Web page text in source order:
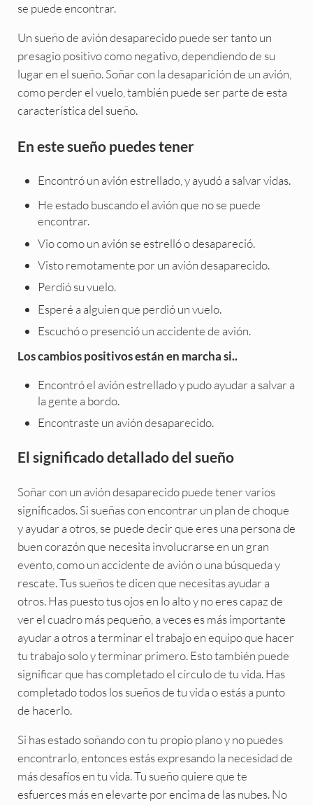
se puede encontrar.
Un sueño de avión desaparecido puede ser tanto un
presagio positivo como negativo, dependiendo de su
lugar en el sueño. Soñar con la desaparición de un avión,
como perder el vuelo, también puede ser parte de esta
característica del sueño.
En este sueño puedes tener
Encontró un avión estrellado, y ayudó a salvar vidas.
He estado buscando el avión que no se puede
encontrar.
Vio como un avión se estrelló o desapareció.
Visto remotamente por un avión desaparecido.
Perdió su vuelo.
Esperé a alguien que perdió un vuelo.
Escuchó o presenció un accidente de avión.
Los cambios positivos están en marcha si..
Encontró el avión estrellado y pudo ayudar a salvar a
la gente a bordo.
Encontraste un avión desaparecido.
El significado detallado del sueño
Soñar con un avión desaparecido puede tener varios
significados. Si sueñas con encontrar un plan de choque
y ayudar a otros, se puede decir que eres una persona de
buen corazón que necesita involucrarse en un gran
evento, como un accidente de avión o una búsqueda y
rescate. Tus sueños te dicen que necesitas ayudar a
otros. Has puesto tus ojos en lo alto y no eres capaz de
ver el cuadro más pequeño, a veces es más importante
ayudar a otros a terminar el trabajo en equipo que hacer
tu trabajo solo y terminar primero. Esto también puede
significar que has completado el círculo de tu vida. Has
completado todos los sueños de tu vida o estás a punto
de hacerlo.
Si has estado soñando con tu propio plano y no puedes
encontrarlo, entonces estás expresando la necesidad de
más desafíos en tu vida. Tu sueño quiere que te
esfuerces más en elevarte por encima de las nubes. No